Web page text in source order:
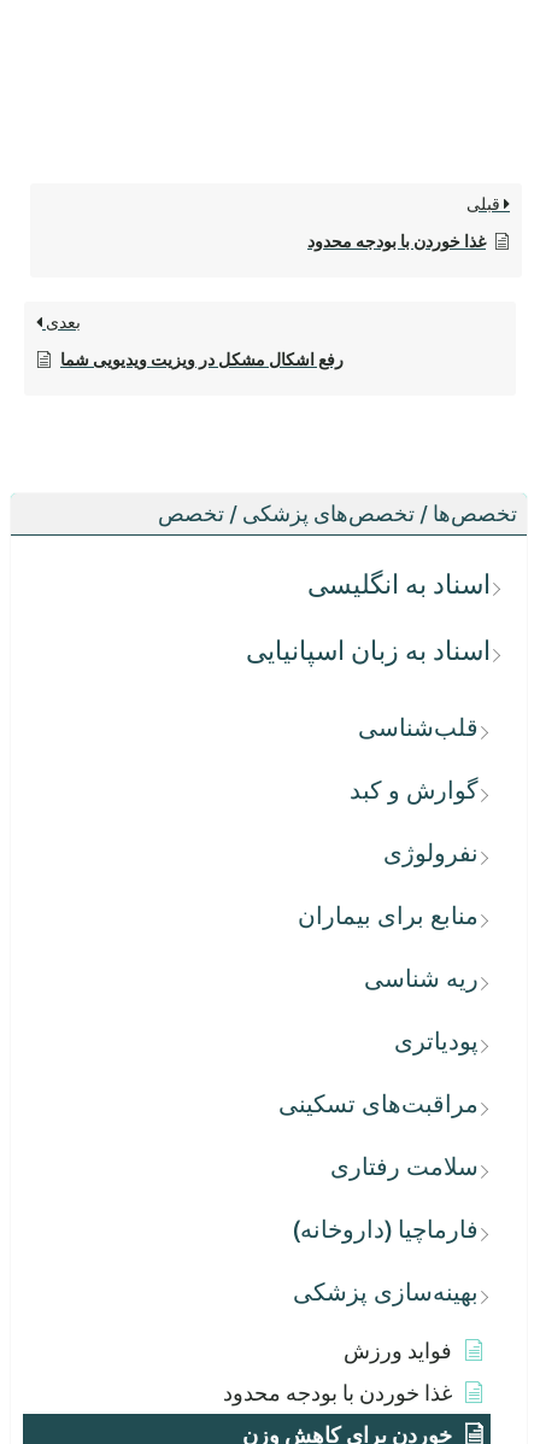
تخصص‌ها / تخصص‌های پزشکی / تخصص
اسناد به انگلیسی
اسناد به زبان اسپانیایی
قلب‌شناسی
گوارش و کبد
نفرولوژی
منابع برای بیماران
ریه شناسی
پودیاتری
مراقبت‌های تسکینی
سلامت رفتاری
فارماچیا (داروخانه)
بهینه‌سازی پزشکی
فواید ورزش
غذا خوردن با بودجه محدود
خوردن برای کاهش وزن
قبلی
غذا خوردن با بودجه محدود
بعدی
رفع اشکال مشکل در ویزیت ویدیویی شما